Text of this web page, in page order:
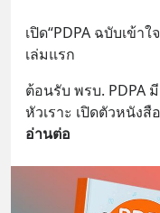
เปิด“PDPA ฉบับเข้า
เล่มแรก
ต้อนรับ พรบ. PDPA
หัวเราะ เปิดตัวหนังสื
อ่านต่อ